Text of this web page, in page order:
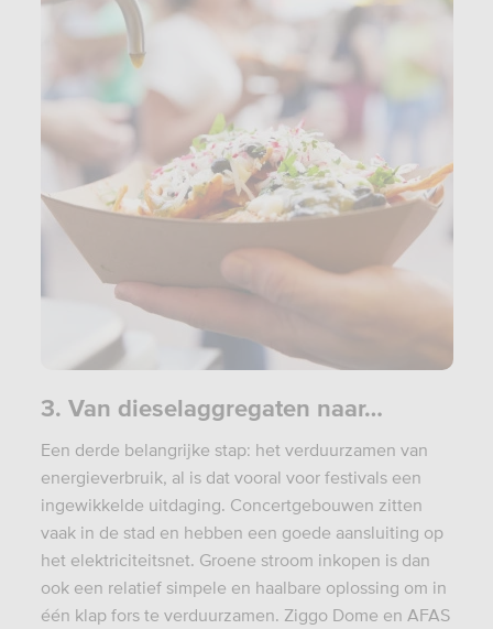
3. Van dieselaggregaten naar…
Een derde belangrijke stap: het verduurzamen van
energieverbruik, al is dat vooral voor festivals een
ingewikkelde uitdaging. Concertgebouwen zitten
vaak in de stad en hebben een goede aansluiting op
het elektriciteitsnet. Groene stroom inkopen is dan
ook een relatief simpele en haalbare oplossing om in
één klap fors te verduurzamen. Ziggo Dome en AFAS